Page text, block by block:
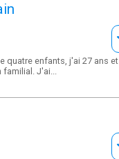
quatre enfants, j'ai 27 ans et
familial. J'ai...